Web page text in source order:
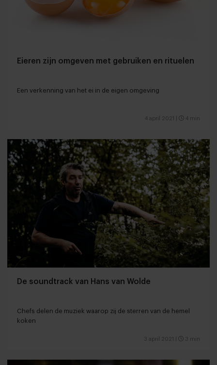
Eieren zijn omgeven met gebruiken en rituelen
Een verkenning van het ei in de eigen omgeving
4 april 2021 4 min
De soundtrack van Hans van Wolde
Chefs delen de muziek waarop zij de sterren van de hemel
koken
3 april 2021 3 min